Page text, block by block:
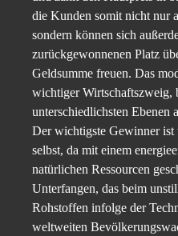
die Kunden somit nicht nur
sondern können sich
zurückgewonnenen Platz
Geldsumme freuen. Das
wichtiger Wirtschaftszweig,
unterschiedlichsten Ebenen
Der wichtigste Gewinner ist
selbst, da mit einem
natürlichen Ressourcen
Unterfangen, das beim
Rohstoffen infolge der
weltweiten